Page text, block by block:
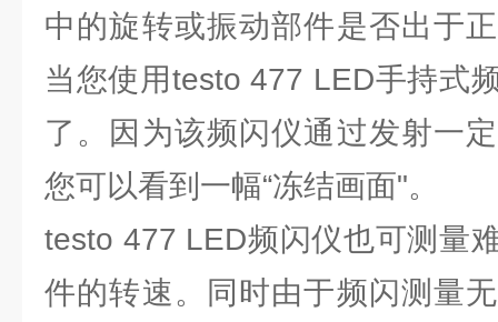
中的旋转或振动部件是否出于
当您使用testo 477 LED手持式
了。因为该频闪仪通过发射一
您可以看到一幅“冻结画面"。
testo 477 LED频闪仪也可测量
件的转速。同时由于频闪测量